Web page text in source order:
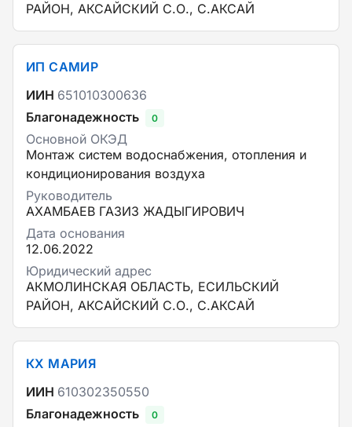
РАЙОН, АКСАЙСКИЙ С.О., С.АКСАЙ
ИП САМИР
ИИН 651010300636
Благонадежность
0
Основной ОКЭД
Монтаж систем водоснабжения, отопления и
кондиционирования воздуха
Руководитель
АХАМБАЕВ ГАЗИЗ ЖАДЫГИРОВИЧ
Дата основания
12.06.2022
Юридический адрес
АКМОЛИНСКАЯ ОБЛАСТЬ, ЕСИЛЬСКИЙ
РАЙОН, АКСАЙСКИЙ С.О., С.АКСАЙ
КХ МАРИЯ
ИИН 610302350550
Благонадежность
0